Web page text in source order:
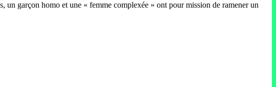
garçon homo et une « femme complexée » ont pour mission de ramener un